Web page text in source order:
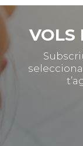
VOLS